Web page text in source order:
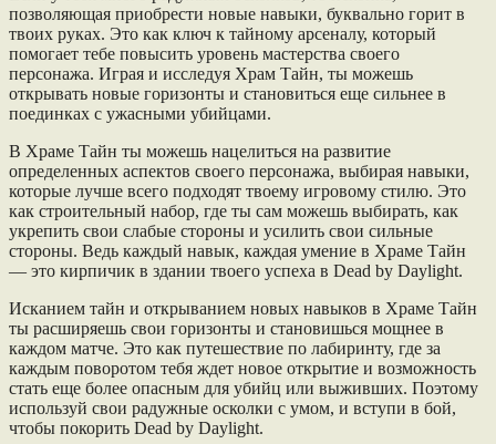
позволяющая приобрести новые навыки, буквально горит в
твоих руках. Это как ключ к тайному арсеналу, который
помогает тебе повысить уровень мастерства своего
персонажа. Играя и исследуя Храм Тайн, ты можешь
открывать новые горизонты и становиться еще сильнее в
поединках с ужасными убийцами.
В Храме Тайн ты можешь нацелиться на развитие
определенных аспектов своего персонажа, выбирая навыки,
которые лучше всего подходят твоему игровому стилю. Это
как строительный набор, где ты сам можешь выбирать, как
укрепить свои слабые стороны и усилить свои сильные
стороны. Ведь каждый навык, каждая умение в Храме Тайн
— это кирпичик в здании твоего успеха в Dead by Daylight.
Исканием тайн и открыванием новых навыков в Храме Тайн
ты расширяешь свои горизонты и становишься мощнее в
каждом матче. Это как путешествие по лабиринту, где за
каждым поворотом тебя ждет новое открытие и возможность
стать еще более опасным для убийц или выживших. Поэтому
используй свои радужные осколки с умом, и вступи в бой,
чтобы покорить Dead by Daylight.